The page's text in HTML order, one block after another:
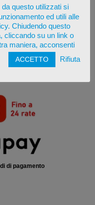
di pagamento
questo utilizzati si
ed utili alle
Chiudendo questo
cliccando su un link o
maniera, acconsenti
ACCETTO Rifiuta